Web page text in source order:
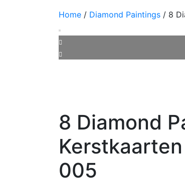
Home / Diamond Paintings / 8
8 Diamond
005